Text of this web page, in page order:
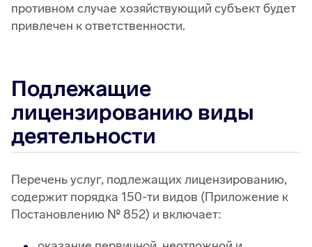
противном случае хозяйствующий субъект будет
привлечен к ответственности.
Подлежащие
лицензированию виды
деятельности
Перечень услуг, подлежащих лицензированию,
содержит порядка 150-ти видов (Приложение к
Постановлению № 852) и включает: